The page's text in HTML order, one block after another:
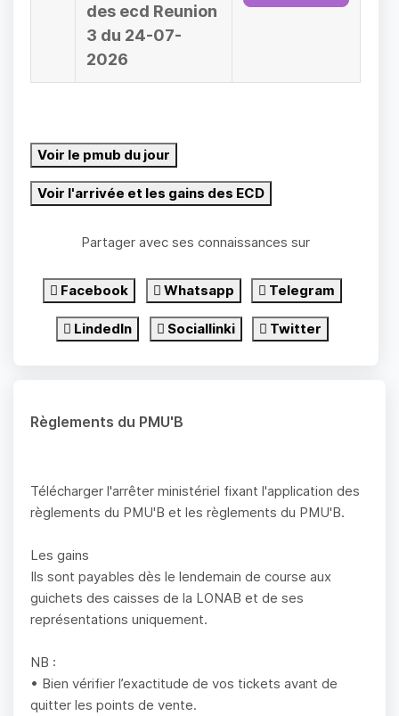
des ecd Reunion
3 du 24-07-
2026
Voir le pmub du jour
Voir l'arrivée et les gains des ECD
Partager avec ses connaissances sur
Facebook Whatsapp Telegram
LindedIn Sociallinki Twitter
Règlements du PMU'B
Télécharger l'arrêter ministériel fixant l'application des
règlements du PMU'B et les règlements du PMU'B.
Les gains
Ils sont payables dès le lendemain de course aux
guichets des caisses de la LONAB et de ses
représentations uniquement.
NB :
• Bien vérifier l’exactitude de vos tickets avant de
quitter les points de vente.